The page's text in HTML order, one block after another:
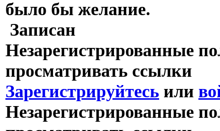
было бы желание.
Записан
Незарегистрированные
просматривать ссылки
Зарегистрируйтесь или
Незарегистрированные